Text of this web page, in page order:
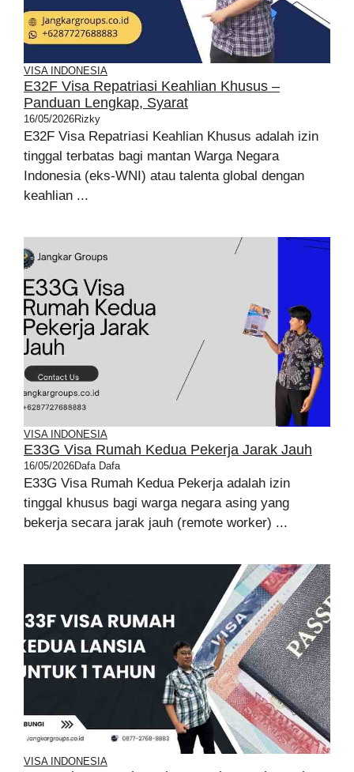
VISA INDONESIA
E32F Visa Repatriasi Keahlian Khusus –
Panduan Lengkap, Syarat
16/05/2026Rizky
E32F Visa Repatriasi Keahlian Khusus adalah izin
tinggal terbatas bagi mantan Warga Negara
Indonesia (eks-WNI) atau talenta global dengan
keahlian ...
VISA INDONESIA
E33G Visa Rumah Kedua Pekerja Jarak Jauh
16/05/2026Dafa Dafa
E33G Visa Rumah Kedua Pekerja adalah izin
tinggal khusus bagi warga negara asing yang
bekerja secara jarak jauh (remote worker) ...
VISA INDONESIA